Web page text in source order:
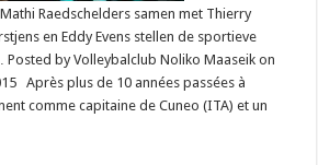
Raedschelders samen met Thierry
en Eddy Evens stellen de sportieve
by Volleybalclub Noliko Maaseik on
Après plus de 10 années passées à
comme capitaine de Cuneo (ITA) et un